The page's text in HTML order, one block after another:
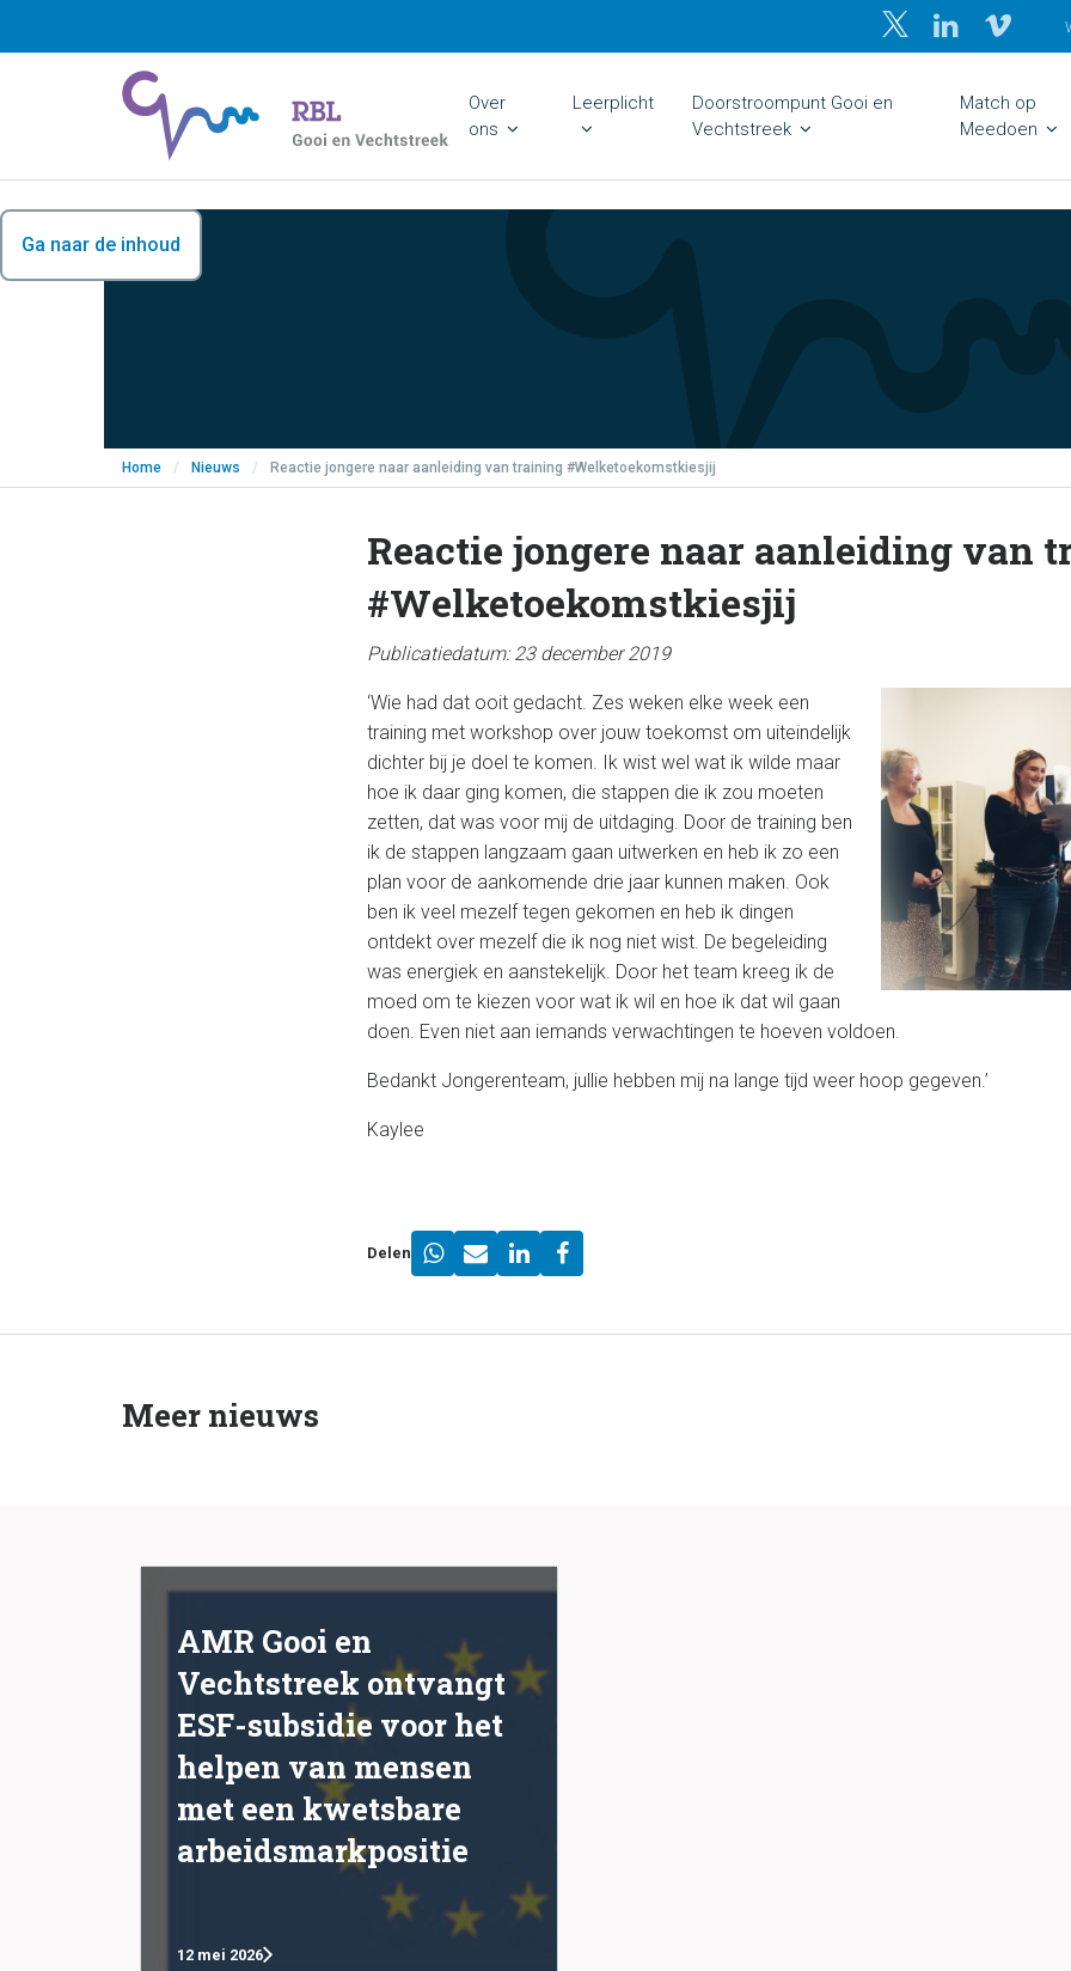
Ga naar de inhoud
Over
ons
Leerplicht
Doorstroompunt Gooi en
Vechtstreek
Match op
Meedoen
Home / Nieuws / Reactie jongere naar aanleiding van training #Welketoekomstkiesjij
Reactie jongere naar aanleiding van
#Welketoekomstkiesjij
Publicatiedatum: 23 december 2019
‘Wie had dat ooit gedacht. Zes weken elke week een
training met workshop over jouw toekomst om uiteindelijk
dichter bij je doel te komen. Ik wist wel wat ik wilde maar
hoe ik daar ging komen, die stappen die ik zou moeten
zetten, dat was voor mij de uitdaging. Door de training ben
ik de stappen langzaam gaan uitwerken en heb ik zo een
plan voor de aankomende drie jaar kunnen maken. Ook
ben ik veel mezelf tegen gekomen en heb ik dingen
ontdekt over mezelf die ik nog niet wist. De begeleiding
was energiek en aanstekelijk. Door het team kreeg ik de
moed om te kiezen voor wat ik wil en hoe ik dat wil gaan
doen. Even niet aan iemands verwachtingen te hoeven voldoen.
Bedankt Jongerenteam, jullie hebben mij na lange tijd weer hoop gegeven.’
Kaylee
Delen
Meer nieuws
AMR Gooi en
Vechtstreek ontvangt
ESF-subsidie voor het
helpen van mensen
met een kwetsbare
arbeidsmarkpositie
12 mei 2026